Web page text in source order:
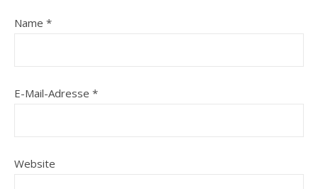
Name *
E-Mail-Adresse *
Website